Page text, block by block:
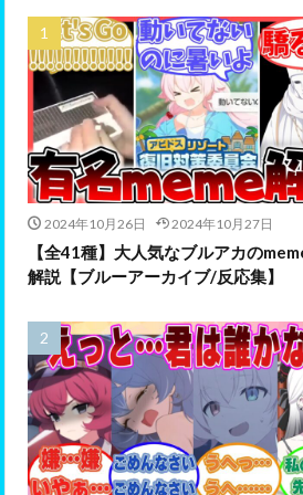
2024年10月26日 2024年10月27日
【全41種】大人気なブルアカの
解説【ブルーアーカイブ/反応集】